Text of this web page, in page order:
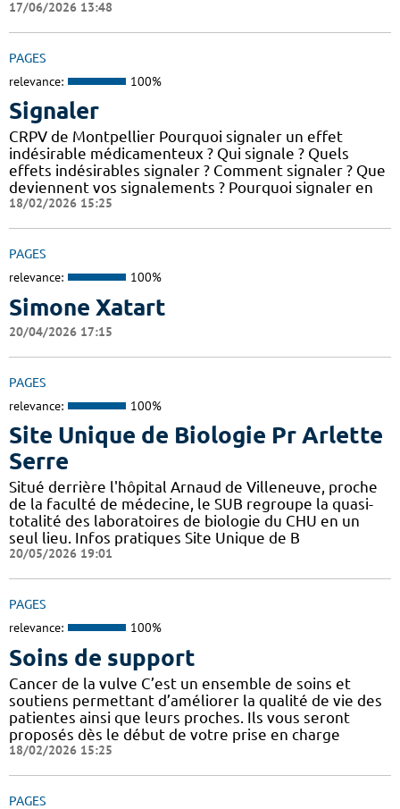
17/06/2026 13:48
PAGES
relevance: 100%
Signaler
CRPV de Montpellier Pourquoi signaler un effet
indésirable médicamenteux ? Qui signale ? Quels
effets indésirables signaler ? Comment signaler ? Que
deviennent vos signalements ? Pourquoi signaler en
18/02/2026 15:25
PAGES
relevance: 100%
Simone Xatart
20/04/2026 17:15
PAGES
relevance: 100%
Site Unique de Biologie Pr Arlette
Serre
Situé derrière l'hôpital Arnaud de Villeneuve, proche
de la faculté de médecine, le SUB regroupe la quasi-
totalité des laboratoires de biologie du CHU en un
seul lieu. Infos pratiques Site Unique de B
20/05/2026 19:01
PAGES
relevance: 100%
Soins de support
Cancer de la vulve C’est un ensemble de soins et
soutiens permettant d’améliorer la qualité de vie des
patientes ainsi que leurs proches. Ils vous seront
proposés dès le début de votre prise en charge
18/02/2026 15:25
PAGES